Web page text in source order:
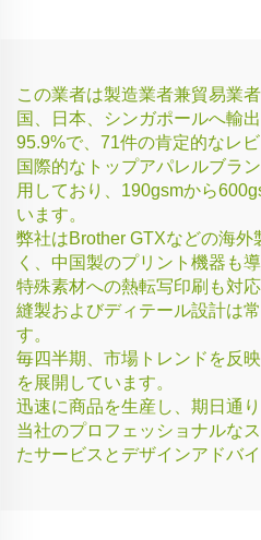
この業者は製造業者兼貿易業
国、日本、シンガポールへ輸
95.9%で、71件の肯定的なレ
国際的なトップアパレルブラ
用しており、190gsmから
います。
弊社はBrother GTXなどの海外
く、中国製のプリント機器も
特殊素材への熱転写印刷も対応
縫製およびディテール設計は
す。
毎四半期、市場トレンドを反
を展開しています。
迅速に商品を生産し、期日通
当社のプロフェッショナルな
たサービスとデザインアドバ